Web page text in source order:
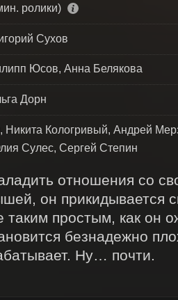
ролики)
Сухов
Юсов, Анна Белякова
Дорн
Кологривый, Андрей
Сулес, Сергей Степин
отношения со
он прикидывается
таким простым, как он
безнадежно
Ну… почти.